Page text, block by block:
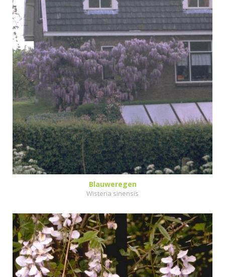
Blauweregen
Wisteria sinensis